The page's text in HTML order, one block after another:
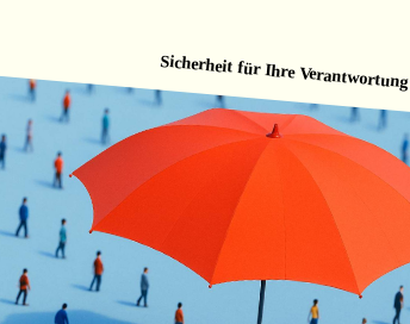
Sicherheit für Ihre Verantwortung